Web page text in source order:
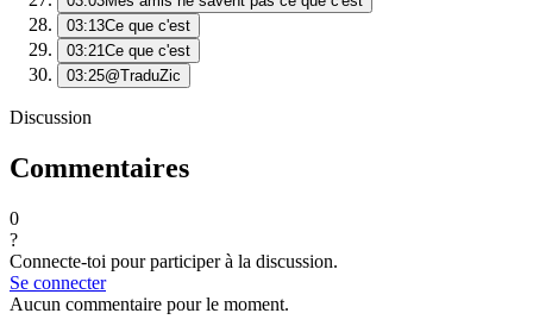
03:13Ce que c'est
03:21Ce que c'est
03:25@TraduZic
Discussion
Commentaires
0
?
Connecte-toi pour participer à la discussion.
Se connecter
Aucun commentaire pour le moment.